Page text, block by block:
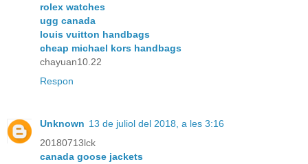
rolex watches
ugg canada
louis vuitton handbags
cheap michael kors handbags
chayuan10.22
Respon
Unknown 13 de juliol del 2018, a les 3:16
20180713lck
canada goose jackets